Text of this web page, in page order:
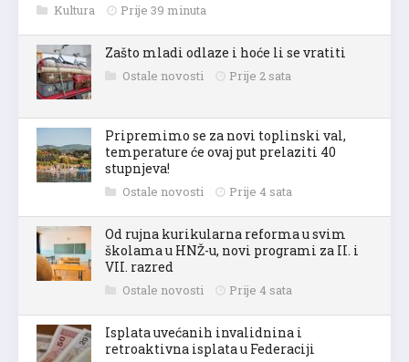
Kultura Prije 39 minuta
Zašto mladi odlaze i hoće li se vratiti
Ostale novosti Prije 2 sata
Pripremimo se za novi toplinski val,
temperature će ovaj put prelaziti 40
stupnjeva!
Ostale novosti Prije 4 sata
Od rujna kurikularna reforma u svim
školama u HNŽ-u, novi programi za II. i
VII. razred
Ostale novosti Prije 4 sata
Isplata uvećanih invalidnina i
retroaktivna isplata u Federaciji